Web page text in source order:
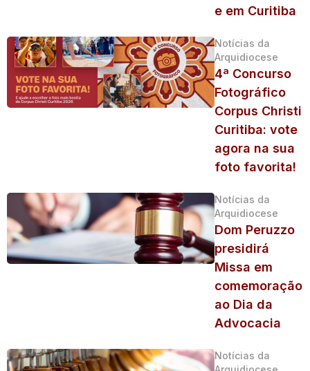
e em Curitiba
Notícias da
Arquidiocese
4ª Concurso
Fotográfico
Corpus Christi
Curitiba: vote
agora na sua
foto favorita!
Notícias da
Arquidiocese
Dom Peruzzo
presidirá
Missa em
comemoração
ao Dia da
Advocacia
Notícias da